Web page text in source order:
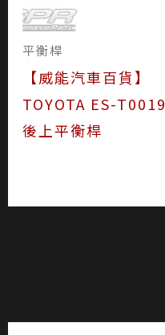
平衡桿
【威能汽車百貨】
TOYOTA ES-T0019
後上平衡桿